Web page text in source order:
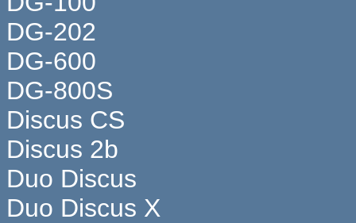
DG-202
DG-600
DG-800S
Discus CS
Discus 2b
Duo Discus
Duo Discus X